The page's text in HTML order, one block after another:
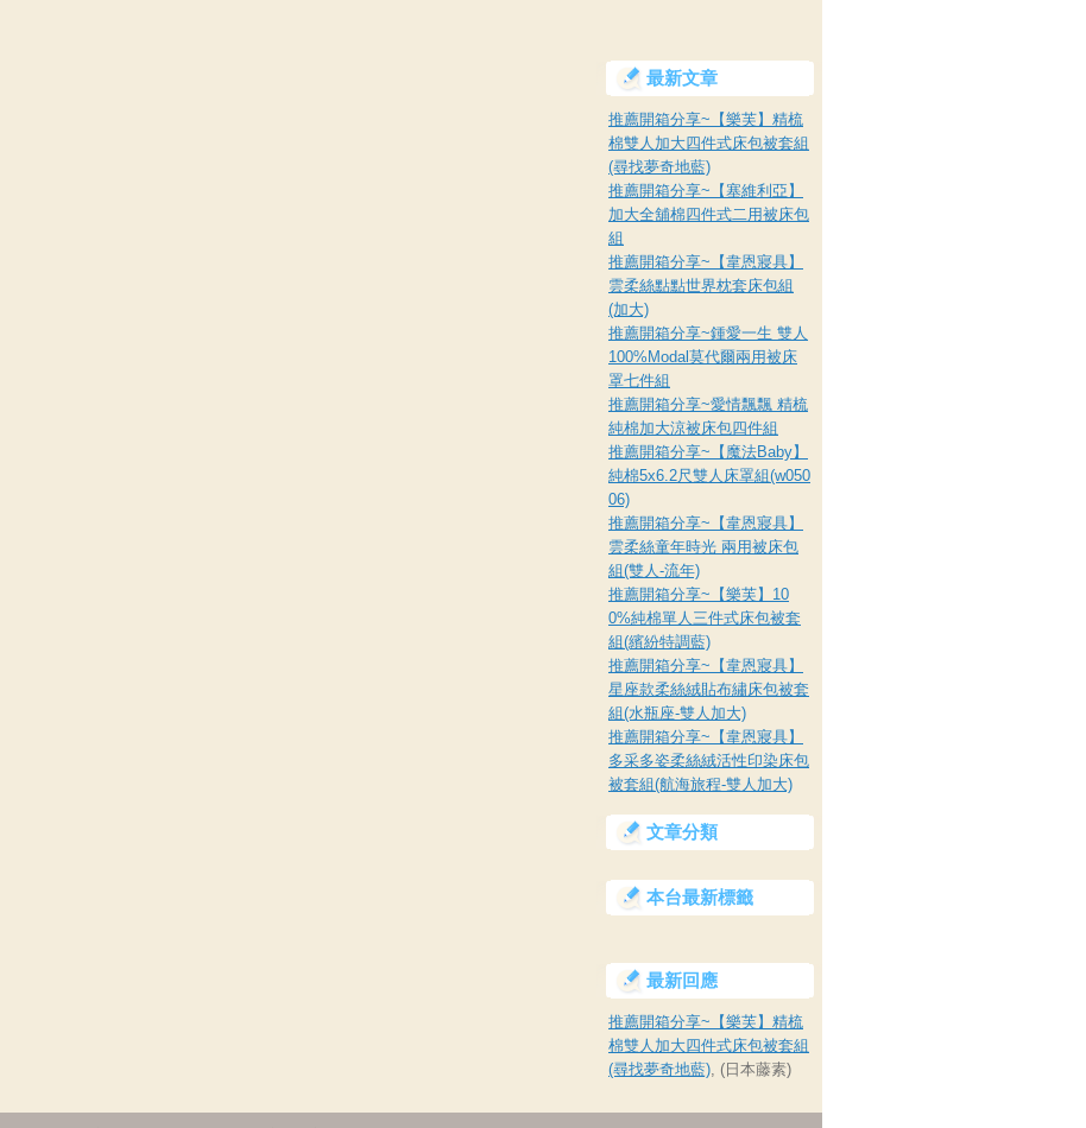
最新文章
推薦開箱分享~【樂芙】精梳
棉雙人加大四件式床包被套組
(尋找夢奇地藍)
推薦開箱分享~【塞維利亞】
加大全舖棉四件式二用被床包
組
推薦開箱分享~【韋恩寢具】
雲柔絲點點世界枕套床包組
(加大)
推薦開箱分享~鍾愛一生 雙人
100%Modal莫代爾兩用被床
罩七件組
推薦開箱分享~愛情飄飄 精梳
純棉加大涼被床包四件組
推薦開箱分享~【魔法Baby】
純棉5x6.2尺雙人床罩組(w050
06)
推薦開箱分享~【韋恩寢具】
雲柔絲童年時光 兩用被床包
組(雙人-流年)
推薦開箱分享~【樂芙】10
0%純棉單人三件式床包被套
組(繽紛特調藍)
推薦開箱分享~【韋恩寢具】
星座款柔絲絨貼布繡床包被套
組(水瓶座-雙人加大)
推薦開箱分享~【韋恩寢具】
多采多姿柔絲絨活性印染床包
被套組(航海旅程-雙人加大)
文章分類
本台最新標籤
最新回應
推薦開箱分享~【樂芙】精梳
棉雙人加大四件式床包被套組
(尋找夢奇地藍), (日本藤素)